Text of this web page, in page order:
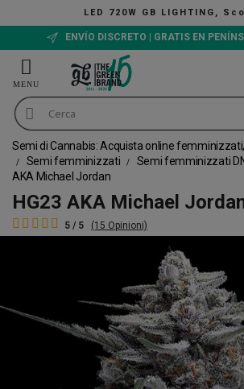
720W GB LIGHTING, Scoprilo!
ENVÍO DISCRETO | GRATIS EN
Semi di Cannabis: Acquista online
Semi femminizzati
Semi femminizzati
AKA Michael Jordan
HG23 AKA Michael
5 / 5 (15 Opinioni)